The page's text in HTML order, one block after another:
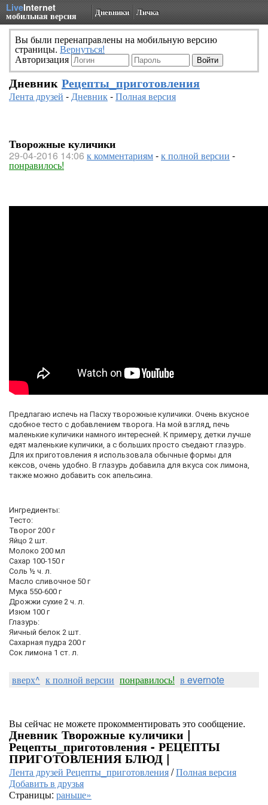
LiveInternet
мобильная версия Дневники Личка
Вы были перенаправлены на мобильную версию
страницы. Вернуться!
Авторизация
Дневник Рецепты_приготовления
Лента друзей -Дневник-Полная версия
Творожные куличики
29-04-2016 14:06 к комментариям-к полной версии -
понравилось!
Предлагаю испечь на Пасху творожные куличики. Очень вкусное
сдобное тесто с добавлением творога. На мой взгляд, печь
маленькие куличики намного интересней. К примеру, детки лучше
едят маленькие куличики, а с больших просто съедают глазурь.
Для их приготовления я использовала обычные формы для
кексов, очень удобно. В глазурь добавила для вкуса сок лимона,
также можно добавить сок апельсина.
Ингредиенты:
Тесто:
Творог 200 г
Яйцо 2 шт.
Молоко 200 мл
Сахар 100-150 г
Соль ½ ч. л.
Масло сливочное 50 г
Мука 550-600 г
Дрожжи сухие 2 ч. л.
Изюм 100 г
Глазурь:
Яичный белок 2 шт.
Сахарная пудра 200 г
Сок лимона 1 ст. л.
вверх^ к полной версии понравилось! в evernote
Вы сейчас не можете прокомментировать это сообщение.
Дневник Творожные куличики |
Рецепты_приготовления - РЕЦЕПТЫ
ПРИГОТОВЛЕНИЯ БЛЮД |
Лента друзей Рецепты_приготовления/Полная версия
Добавить в друзья
Страницы: раньше»